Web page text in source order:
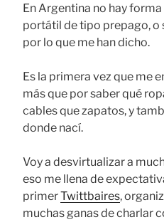
En Argentina no hay
portátil de tipo prepago, o
por lo que me han dicho.
Es la primera vez que me
más que por saber qué
cables que zapatos, y
donde nací.
Voy a desvirtualizar a
eso me llena de
primerTwittbaires,
muchas ganas de charlar